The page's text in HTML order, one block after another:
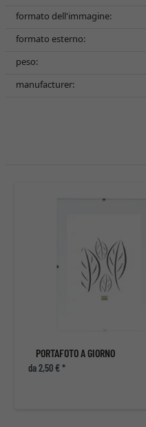
formato dell'immagine:
formato esterno:
peso:
manufacturer:
PORTAFOTO A GIORNO
da 2,50 € *